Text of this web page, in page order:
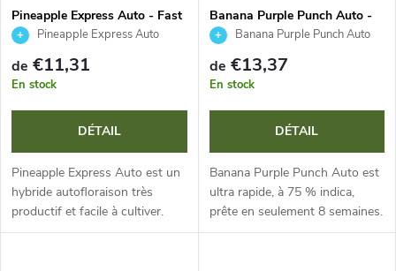
t
s
Pineapple Express Auto - Fast
BudsPineapple Express Auto
de €11,31
En stock
DÉTAIL
Pineapple Express Auto est un
hybride autofloraison très
productif et facile à cultiver.
Avec un cycle de vie de 9 à 10
Banana Purple Punch Auto -
Fast Buds
Banana Purple Punch Auto
de €13,37
En stock
DÉTAIL
Banana Purple Punch Auto est
ultra rapide, à 75 % indica,
prête en seulement 8 semaines.
Elle offre des rendements XL